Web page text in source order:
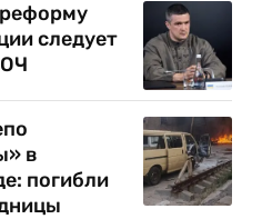
следует
в
погибли